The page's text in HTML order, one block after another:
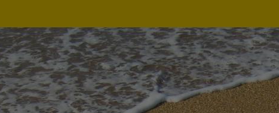
Gottesdienste Pfarren